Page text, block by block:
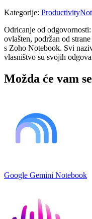
Kategorije: Productivity
Odricanje od
ovlašten, podržan od
s Zoho Notebook. Svi
vlasništvo su svojih
Možda će vam
Google Gemini Notebook